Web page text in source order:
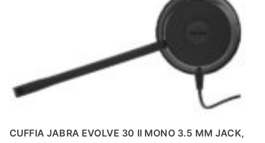
CUFFIA JABRA EVOLVE 30 II MONO 3.5 MM JACK,